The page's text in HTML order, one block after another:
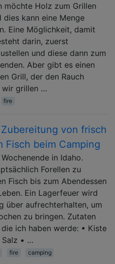
möchte Holz zum Grillen
dies kann eine Menge
Eine Möglichkeit, damit
darin, zuerst
und diese dann zum
Aber gibt es einen
Grill, der den Rauch
wir grillen …
fire
von frisch
Fisch beim Camping
in Idaho.
Forellen zu
Fisch bis zum Abendessen
Ein Lagerfeuer wird
über aufrechterhalten, um
zu bringen. Zutaten
ich haben werde: • Kiste
Salz • …
fire camping